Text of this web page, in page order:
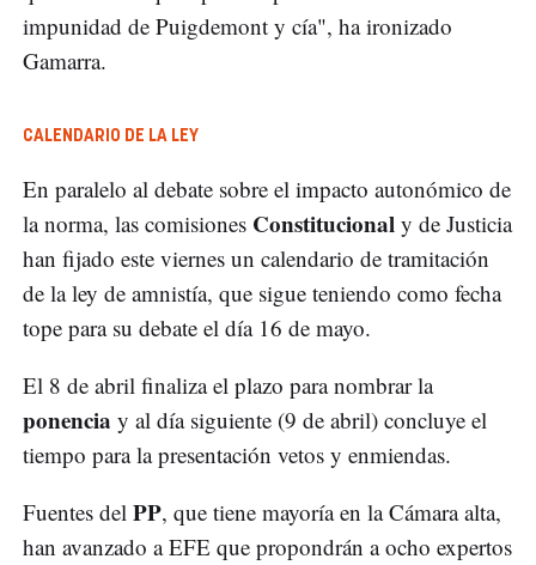
impunidad de Puigdemont y cía", ha ironizado
Gamarra.
CALENDARIO DE LA LEY
En paralelo al debate sobre el impacto autonómico de
la norma, las comisiones Constitucional y de Justicia
han fijado este viernes un calendario de tramitación
de la ley de amnistía, que sigue teniendo como fecha
tope para su debate el día 16 de mayo.
El 8 de abril finaliza el plazo para nombrar la
ponencia y al día siguiente (9 de abril) concluye el
tiempo para la presentación vetos y enmiendas.
Fuentes del PP, que tiene mayoría en la Cámara alta,
han avanzado a EFE que propondrán a ocho expertos